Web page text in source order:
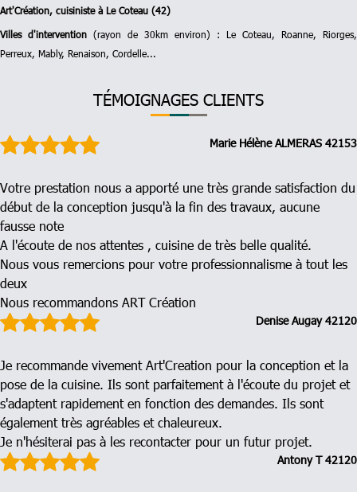
Art'Création, cuisiniste à Le Coteau (42)
Villes d'intervention (rayon de 30km environ)
: Le Coteau, Roanne, Riorges,
Perreux, Mably, Renaison, Cordelle...
TÉMOIGNAGES CLIENTS
Marie HélèneALMERAS 42153
Votre prestation nous a apporté une très grande satisfaction du
début de la conception jusqu'à la fin des travaux, aucune
fausse note
A l'écoute de nos attentes , cuisine de très belle qualité.
Nous vous remercions pour votre professionnalisme à tout les
deux
Nous recommandons ART Création
DeniseAugay42120
Je recommande vivement Art'Creation pour la conception et la
pose de la cuisine. Ils sont parfaitement à l'écoute du projet et
s'adaptent rapidement en fonction des demandes. Ils sont
également très agréables et chaleureux.
Je n'hésiterai pas à les recontacter pour un futur projet.
AntonyT42120